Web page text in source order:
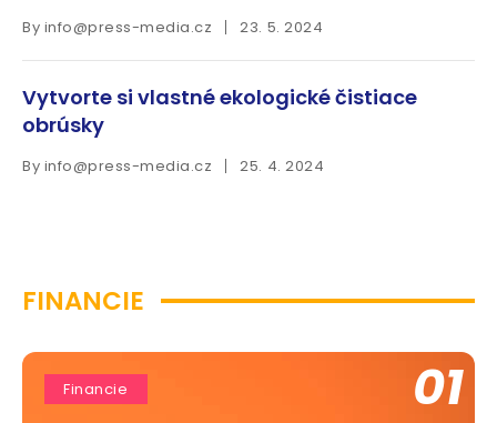
By info@press-media.cz 23. 5. 2024
Vytvorte si vlastné ekologické čistiace
obrúsky
By info@press-media.cz 25. 4. 2024
FINANCIE
Financie 01